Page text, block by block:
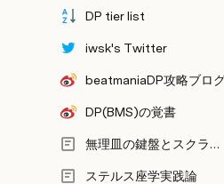
DP tier list
iwsk's Twitter
beatmaniaDP攻略ブロ
DP(BMS)の覚書
無理皿の鍵盤とスクラッチを PERFECT GREAT にする手法
ステルス座学実践論